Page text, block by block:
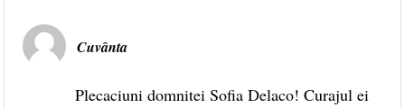
Cuvânta
Plecaciuni domnitei Sofia Delaco! Curajul ei